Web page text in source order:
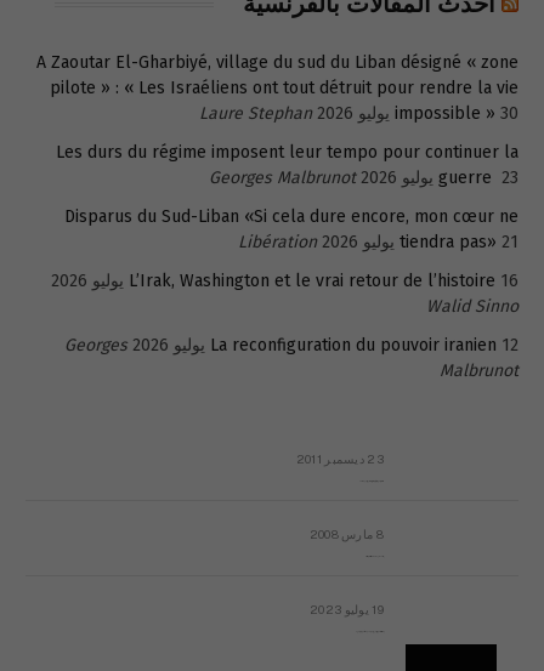
A Zaoutar El-Gharbiyé, village du sud du Liban désigné « zone
pilote » : « Les Israéliens ont tout détruit pour rendre la vie
impossible » 30 يوليو 2026
Laure Stephan
Les durs du régime imposent leur tempo pour continuer la
guerre 23 يوليو 2026
Georges Malbrunot
Disparus du Sud-Liban «Si cela dure encore, mon cœur ne
tiendra pas» 21 يوليو 2026
Libération
L’Irak, Washington et le vrai retour de l’histoire 16 يوليو 2026
Walid Sinno
La reconfiguration du pouvoir iranien 12 يوليو 2026
Georges
Malbrunot
23 ديسمبر 2011
8 مارس 2008
19 يوليو 2023